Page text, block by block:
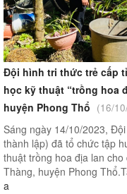
Đội hình tri thức trẻ cấp
học kỹ thuật “trồng hoa
huyện Phong Thổ (16/
Sáng ngày 14/10/2023,
thành lập) đã tổ chức tập
thuật trồng hoa địa lan
Thàng, huyện Phong
a